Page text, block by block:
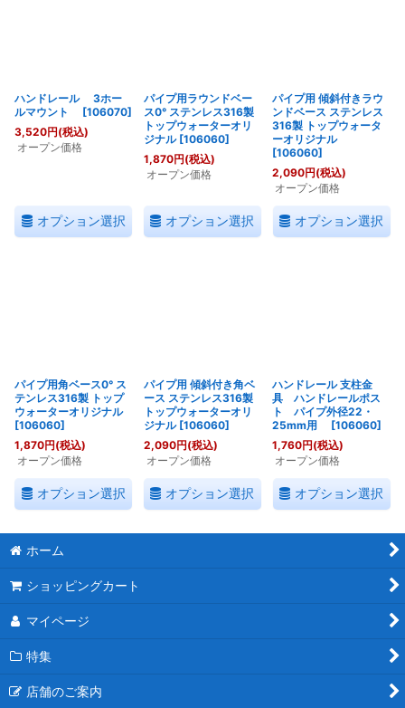
ハンドレール 3ホー
ルマウント
[106070]
3,520円(税込)
オープン価格
オプション選択
パイプ用ラウンドベー
ス0° ステンレス316製
トップウォーターオリ
ジナル [106060]
1,870円(税込)
オープン価格
オプション選択
パイプ用 傾斜付きラウ
ンドベース ステンレス
316製 トップウォータ
ーオリジナル
[106060]
2,090円(税込)
オープン価格
オプション選択
パイプ用角ベース0° ス
テンレス316製 トップ
ウォーターオリジナル
[106060]
1,870円(税込)
オープン価格
オプション選択
パイプ用 傾斜付き角ベ
ース ステンレス316製
トップウォーターオリ
ジナル [106060]
2,090円(税込)
オープン価格
オプション選択
ハンドレール 支柱金
具 ハンドレールポス
ト パイプ外径22・
25mm用
[106060]
1,760円(税込)
オープン価格
オプション選択
ホーム
ショッピングカート
マイページ
特集
店舗のご案内